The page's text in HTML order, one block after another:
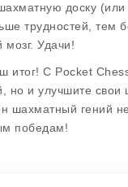
доску
трудностей, тем
мозг. Удачи!
итог! С Pocket
но и улучшите свои
шахматный гений
победам!